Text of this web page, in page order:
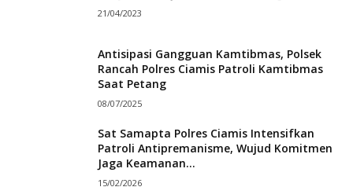
21/04/2023
Antisipasi Gangguan Kamtibmas, Polsek
Rancah Polres Ciamis Patroli Kamtibmas
Saat Petang
08/07/2025
Sat Samapta Polres Ciamis Intensifkan
Patroli Antipremanisme, Wujud Komitmen
Jaga Keamanan...
15/02/2026